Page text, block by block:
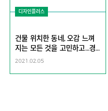
디자인플러스
건물 위치한 동네, 오감 느껴
지는 모든 것을 고민하고…경
험을 공유합니다
2021.02.05